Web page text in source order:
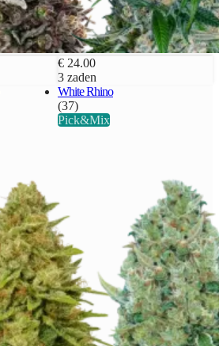
€ 24.00
3 zaden
White Rhino
(37)
Pick&Mix